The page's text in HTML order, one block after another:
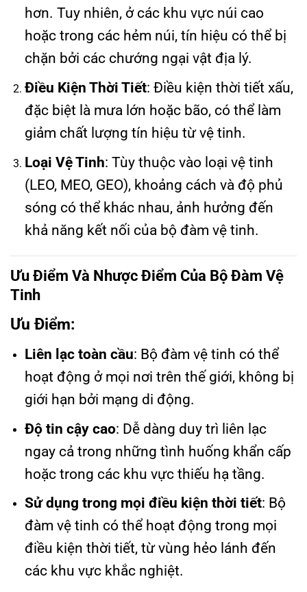
hơn. Tuy nhiên, ở các khu vực núi cao
hoặc trong các hẻm núi, tín hiệu có thể bị
chặn bởi các chướng ngại vật địa lý.
Điều Kiện Thời Tiết: Điều kiện thời tiết xấu,
đặc biệt là mưa lớn hoặc bão, có thể làm
giảm chất lượng tín hiệu từ vệ tinh.
Loại Vệ Tinh: Tùy thuộc vào loại vệ tinh
(LEO, MEO, GEO), khoảng cách và độ phủ
sóng có thể khác nhau, ảnh hưởng đến
khả năng kết nối của bộ đàm vệ tinh.
Ưu Điểm Và Nhược Điểm Của Bộ Đàm Vệ
Tinh
Ưu Điểm:
Liên lạc toàn cầu: Bộ đàm vệ tinh có thể
hoạt động ở mọi nơi trên thế giới, không bị
giới hạn bởi mạng di động.
Độ tin cậy cao: Dễ dàng duy trì liên lạc
ngay cả trong những tình huống khẩn cấp
hoặc trong các khu vực thiếu hạ tầng.
Sử dụng trong mọi điều kiện thời tiết: Bộ
đàm vệ tinh có thể hoạt động trong mọi
điều kiện thời tiết, từ vùng hẻo lánh đến
các khu vực khắc nghiệt.